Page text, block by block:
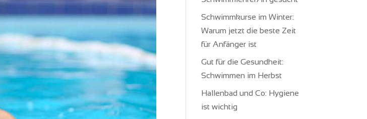
Schwimmkurse im Winter:
Warum jetzt die beste Zeit
für Anfänger ist
Gut für die Gesundheit:
Schwimmen im Herbst
Hallenbad und Co: Hygiene
ist wichtig